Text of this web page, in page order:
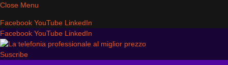
Close Menu
Facebook YouTube LinkedIn
Facebook YouTube LinkedIn
Suscribe